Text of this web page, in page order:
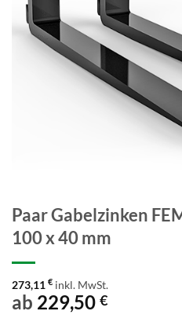
Paar Gabelzinken
100 x 40 mm
273,11 € inkl. MwSt.
ab 229,50 €